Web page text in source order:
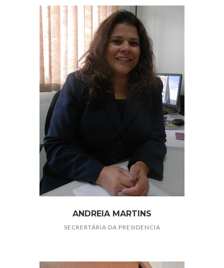
ANDREIA MARTINS
SECRERTÁRIA DA PRESIDENCIA